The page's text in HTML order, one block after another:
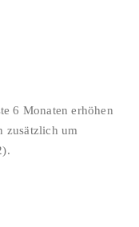
6 Monaten erhöhen
zusätzlich um